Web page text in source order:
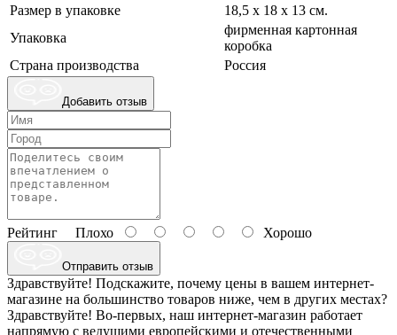
Размер в упаковке
18,5 х 18 х 13 см.
Упаковка
фирменная картонная
коробка
Страна производства
Россия
Добавить отзыв
Рейтинг Плохо Хорошо
Отправить отзыв
Здравствуйте! Подскажите, почему цены в вашем интернет-
магазине на большинство товаров ниже, чем в других местах?
Здравствуйте! Во-первых, наш интернет-магазин работает
напрямую с ведущими европейскими и отечественными